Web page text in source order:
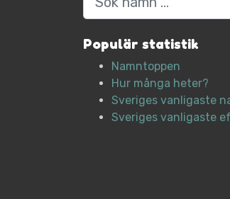
Populär statistik
Namntoppen
Hur många heter?
Sveriges vanligaste
Sveriges vanligaste